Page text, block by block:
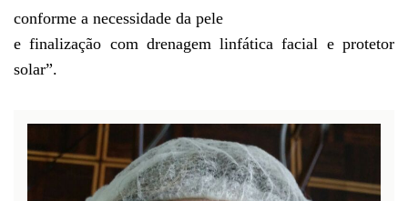
conforme a necessidade da pele
e finalização com drenagem linfática facial e protetor
solar”.